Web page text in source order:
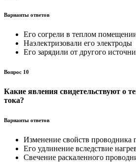
Варианты ответов
Его согрели в теплом
Наэлектризовали его электроды
Его зарядили от другого
Вопрос 10
Какие явления свидетельствуют о
тока?
Варианты ответов
Изменение свойств проводника
Его удлинение вследствие
Свечение раскаленного